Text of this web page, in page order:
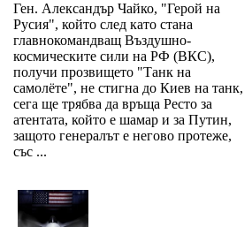
Ген. Александър Чайко, "Герой на
Русия", който след като стана
главнокомандващ Въздушно-
космическите сили на РФ (ВКС),
получи прозвището "Танк на
самолёте", не стигна до Киев на танк,
сега ще трябва да връща Ресто за
атентата, който е шамар и за Путин,
защото генералът е негово протеже,
със ...